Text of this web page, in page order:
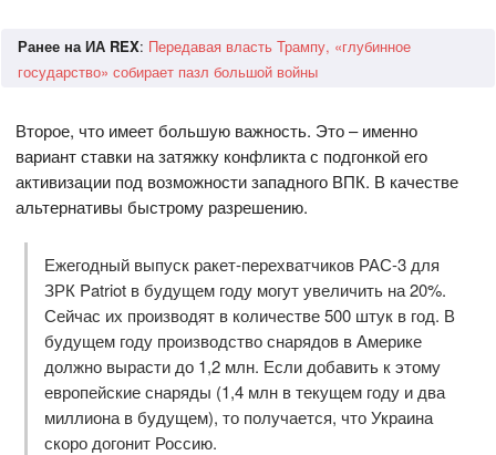
Ранее на ИА REX: Передавая власть Трампу, «глубинное
государство» собирает пазл большой войны
Второе, что имеет большую важность. Это – именно
вариант ставки на затяжку конфликта с подгонкой его
активизации под возможности западного ВПК. В качестве
альтернативы быстрому разрешению.
Ежегодный выпуск ракет-перехватчиков РАС-3 для
ЗРК Patriot в будущем году могут увеличить на 20%.
Сейчас их производят в количестве 500 штук в год. В
будущем году производство снарядов в Америке
должно вырасти до 1,2 млн. Если добавить к этому
европейские снаряды (1,4 млн в текущем году и два
миллиона в будущем), то получается, что Украина
скоро догонит Россию.